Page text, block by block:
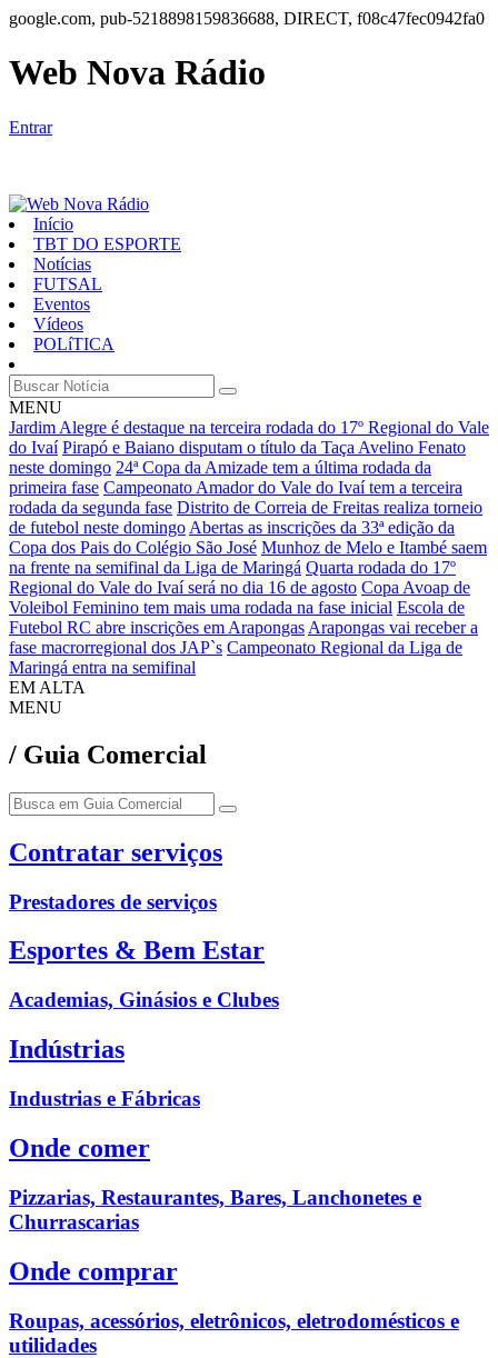
google.com, pub-5218898159836688, DIRECT, f08c47fec0942fa0
Web Nova Rádio
Entrar
Início
TBT DO ESPORTE
Notícias
FUTSAL
Eventos
Vídeos
POLíTICA
MENU
Jardim Alegre é destaque na terceira rodada do 17º Regional do Vale
do Ivaí Pirapó e Baiano disputam o título da Taça Avelino Fenato
neste domingo 24ª Copa da Amizade tem a última rodada da
primeira fase Campeonato Amador do Vale do Ivaí tem a terceira
rodada da segunda fase Distrito de Correia de Freitas realiza torneio
de futebol neste domingo Abertas as inscrições da 33ª edição da
Copa dos Pais do Colégio São José Munhoz de Melo e Itambé saem
na frente na semifinal da Liga de Maringá Quarta rodada do 17º
Regional do Vale do Ivaí será no dia 16 de agosto Copa Avoap de
Voleibol Feminino tem mais uma rodada na fase inicial Escola de
Futebol RC abre inscrições em Arapongas Arapongas vai receber a
fase macrorregional dos JAP`s Campeonato Regional da Liga de
Maringá entra na semifinal
EM ALTA
MENU
/ Guia Comercial
Contratar serviços
Prestadores de serviços
Esportes & Bem Estar
Academias, Ginásios e Clubes
Indústrias
Industrias e Fábricas
Onde comer
Pizzarias, Restaurantes, Bares, Lanchonetes e
Churrascarias
Onde comprar
Roupas, acessórios, eletrônicos, eletrodomésticos e
utilidades